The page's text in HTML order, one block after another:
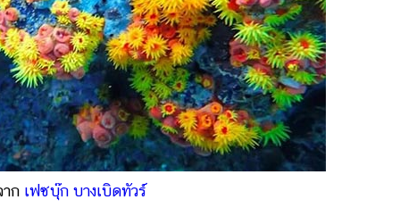
ก เฟซบุ๊ก บางเบิดทัวร์